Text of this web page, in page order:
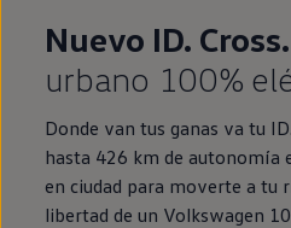
Nuevo ID. Cross.
urbano 100%
Donde van tus ganas va tu
hasta 426 km de autonomía
en ciudad para moverte a tu
libertad de un Volkswagen